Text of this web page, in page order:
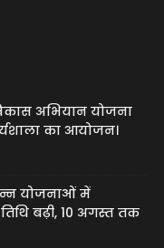
अभियान योजना
का आयोजन।
योजनाओं में
बढ़ी, 10 अगस्त तक